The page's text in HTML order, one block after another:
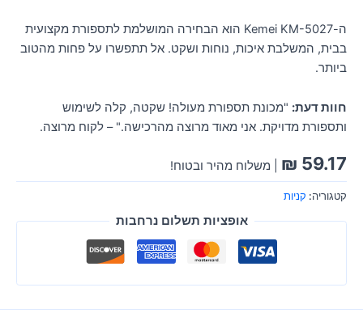
ה-Kemei KM-5027 הוא הבחירה המושלמת לתספורת מקצועית
בבית, המשלבת איכות, נוחות ושקט. אל תתפשרו על פחות מהטוב
ביותר.
חוות דעת: "מכונת תספורת מעולה! שקטה, קלה לשימוש
ותספורת מדויקת. אני מאוד מרוצה מהרכישה." – לקוח מרוצה.
₪ 59.17 | משלוח מהיר ובטוח!
קטגוריה: קניות
אופציות תשלום נרחבות